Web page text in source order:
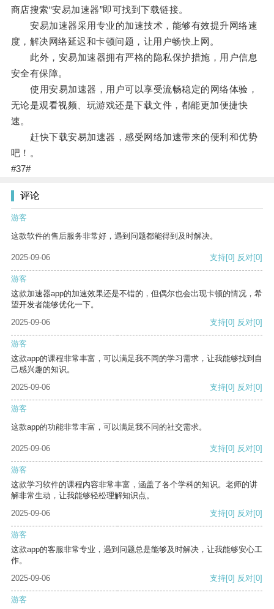
商店搜索“安易加速器”即可找到下载链接。
安易加速器采用专业的加速技术，能够有效提升网络速
度，解决网络延迟和卡顿问题，让用户畅快上网。
此外，安易加速器拥有严格的隐私保护措施，用户信息
安全有保障。
使用安易加速器，用户可以享受流畅稳定的网络体验，
无论是观看视频、玩游戏还是下载文件，都能更加便捷快
速。
赶快下载安易加速器，感受网络加速带来的便利和优势
吧！。
#37#
评论
游客
这款软件的售后服务非常好，遇到问题都能得到及时解决。
2025-09-06 支持[0] 反对[0]
游客
这款加速器app的加速效果还是不错的，但偶尔也会出现卡顿的情况，希
望开发者能够优化一下。
2025-09-06
支持[0] 反对[0]
游客
这款app的课程非常丰富，可以满足我不同的学习需求，让我能够找到自
己感兴趣的知识。
2025-09-06
支持[0] 反对[0]
游客
这款app的功能非常丰富，可以满足我不同的社交需求。
2025-09-06 支持[0] 反对[0]
游客
这款学习软件的课程内容非常丰富，涵盖了各个学科的知识。老师的讲
解非常生动，让我能够轻松理解知识点。
2025-09-06
支持[0] 反对[0]
游客
这款app的客服非常专业，遇到问题总是能够及时解决，让我能够安心工
作。
2025-09-06
支持[0] 反对[0]
游客